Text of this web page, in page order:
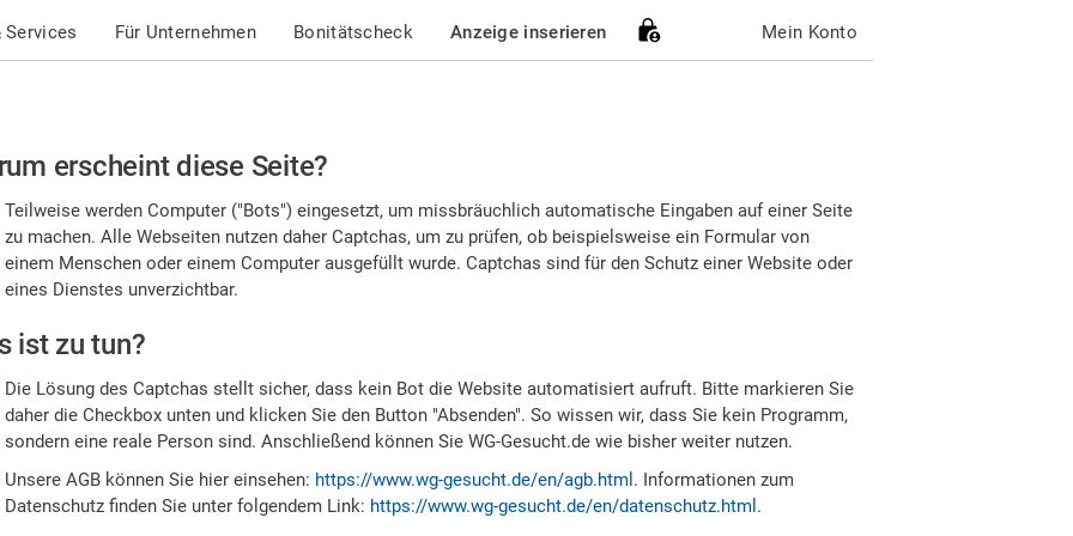
Services Für Unternehmen Bonitätscheck Anzeige inserieren Mein Konto
erscheint diese Seite?
Teilweise werden Computer ("Bots") eingesetzt, um missbräuchlich automatische Eingaben auf einer Seite
zu machen. Alle Webseiten nutzen daher Captchas, um zu prüfen, ob beispielsweise ein Formular von
einem Menschen oder einem Computer ausgefüllt wurde. Captchas sind für den Schutz einer Website oder
eines Dienstes unverzichtbar.
ist zu tun?
Die Lösung des Captchas stellt sicher, dass kein Bot die Website automatisiert aufruft. Bitte markieren Sie
daher die Checkbox unten und klicken Sie den Button "Absenden". So wissen wir, dass Sie kein Programm,
sondern eine reale Person sind. Anschließend können Sie WG-Gesucht.de wie bisher weiter nutzen.
Unsere AGB können Sie hier einsehen: https://www.wg-gesucht.de/en/agb.html . Informationen zum
Datenschutz finden Sie unter folgendem Link: https://www.wg-gesucht.de/en/datenschutz.html .